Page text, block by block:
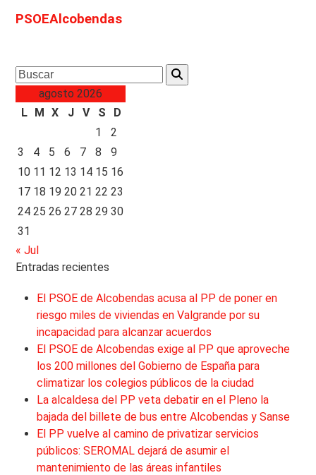
PSOEAlcobendas
Search
agosto 2026
L M X J V S
D
1
2
3
4 5 6 7 8
9
10 11 12 13 14 15 16
17 18 19 20 21 22 23
24 25 26 27 28 29 30
31
« Jul
Entradas recientes
El PSOE de Alcobendas acusa al PP de poner en
riesgo miles de viviendas en Valgrande por su
incapacidad para alcanzar acuerdos
El PSOE de Alcobendas exige al PP que aproveche
los 200 millones del Gobierno de España para
climatizar los colegios públicos de la ciudad
La alcaldesa del PP veta debatir en el Pleno la
bajada del billete de bus entre Alcobendas y Sanse
El PP vuelve al camino de privatizar servicios
públicos: SEROMAL dejará de asumir el
mantenimiento de las áreas infantiles